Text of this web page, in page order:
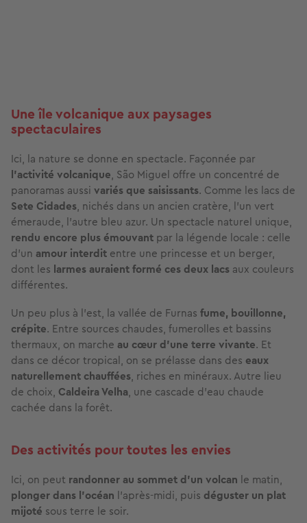
Une île volcanique aux paysages
spectaculaires
Ici, la nature se donne en spectacle. Façonnée par
l’activité volcanique, São Miguel offre un concentré de
panoramas aussi variés que saisissants. Comme les lacs de
Sete Cidades, nichés dans un ancien cratère, l’un vert
émeraude, l’autre bleu azur. Un spectacle naturel unique,
rendu encore plus émouvant par la légende locale : celle
d’un amour interdit entre une princesse et un berger,
dont les larmes auraient formé ces deux lacs aux couleurs
différentes.
Un peu plus à l’est, la vallée de Furnas fume, bouillonne,
crépite. Entre sources chaudes, fumerolles et bassins
thermaux, on marche au cœur d’une terre vivante. Et
dans ce décor tropical, on se prélasse dans des eaux
naturellement chauffées, riches en minéraux. Autre lieu
de choix, Caldeira Velha, une cascade d’eau chaude
cachée dans la forêt.
Des activités pour toutes les envies
Ici, on peut randonner au sommet d’un volcan le matin,
plonger dans l’océan l’après-midi, puis déguster un plat
mijoté sous terre le soir.